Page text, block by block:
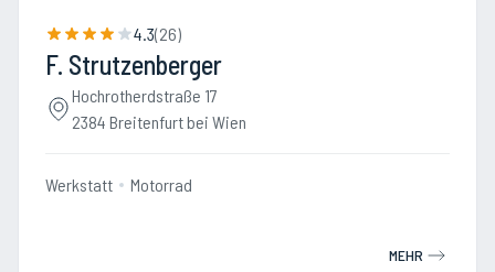
4.3(26)
F. Strutzenberger
Hochrotherdstraße 17
2384 Breitenfurt bei Wien
Werkstatt Motorrad
MEHR